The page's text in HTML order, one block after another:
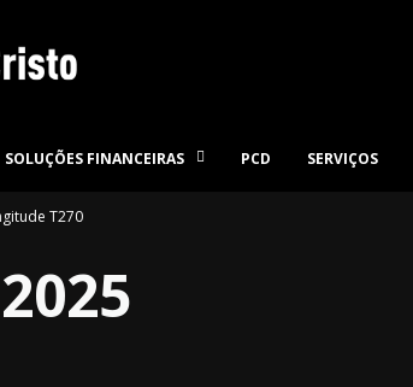
SOLUÇÕES FINANCEIRAS PCD SERVIÇOS
T270